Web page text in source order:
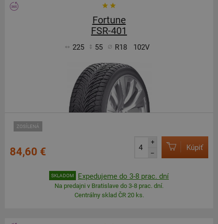
Fortune
FSR-401
225 55 R18 102V
ZOSÍLENÁ
84,60 €
+
–
Kúpiť
SKLADOM Expedujeme do 3-8 prac. dní
Na predajni v Bratislave do 3-8 prac. dní.
Centrálny sklad ČR 20 ks.